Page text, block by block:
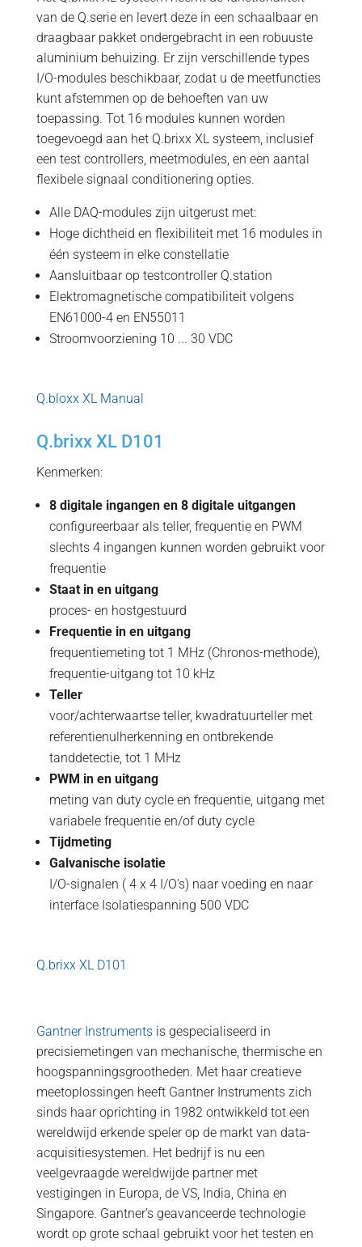
van de Q.serie en levert deze in een schaalbaar en
draagbaar pakket ondergebracht in een robuuste
aluminium behuizing. Er zijn verschillende types
I/O-modules beschikbaar, zodat u de meetfuncties
kunt afstemmen op de behoeften van uw
toepassing. Tot 16 modules kunnen worden
toegevoegd aan het Q.brixx XL systeem, inclusief
een test controllers, meetmodules, en een aantal
flexibele signaal conditionering opties.
Alle DAQ-modules zijn uitgerust met:
Hoge dichtheid en flexibiliteit met 16 modules in
één systeem in elke constellatie
Aansluitbaar op testcontroller Q.station
Elektromagnetische compatibiliteit volgens
EN61000-4 en EN55011
Stroomvoorziening 10 ... 30 VDC
Q.bloxx XL Manual
Q.brixx XL D101
Kenmerken:
8 digitale ingangen en 8 digitale uitgangen
configureerbaar als teller, frequentie en PWM
slechts 4 ingangen kunnen worden gebruikt voor
frequentie
Staat in en uitgang
proces- en hostgestuurd
Frequentie in en uitgang
frequentiemeting tot 1 MHz (Chronos-methode),
frequentie-uitgang tot 10 kHz
Teller
voor/achterwaartse teller, kwadratuurteller met
referentienulherkenning en ontbrekende
tanddetectie, tot 1 MHz
PWM in en uitgang
meting van duty cycle en frequentie, uitgang met
variabele frequentie en/of duty cycle
Tijdmeting
Galvanische isolatie
I/O-signalen ( 4 x 4 I/O's) naar voeding en naar
interface Isolatiespanning 500 VDC
Q.brixx XL D101
Gantner Instrumentsis gespecialiseerd in
precisiemetingen van mechanische, thermische en
hoogspanningsgrootheden. Met haar creatieve
meetoplossingen heeft Gantner Instruments zich
sinds haar oprichting in 1982 ontwikkeld tot een
wereldwijd erkende speler op de markt van data-
acquisitiesystemen. Het bedrijf is nu een
veelgevraagde wereldwijde partner met
vestigingen in Europa, de VS, India, China en
Singapore. Gantner's geavanceerde technologie
wordt op grote schaal gebruikt voor het testen en